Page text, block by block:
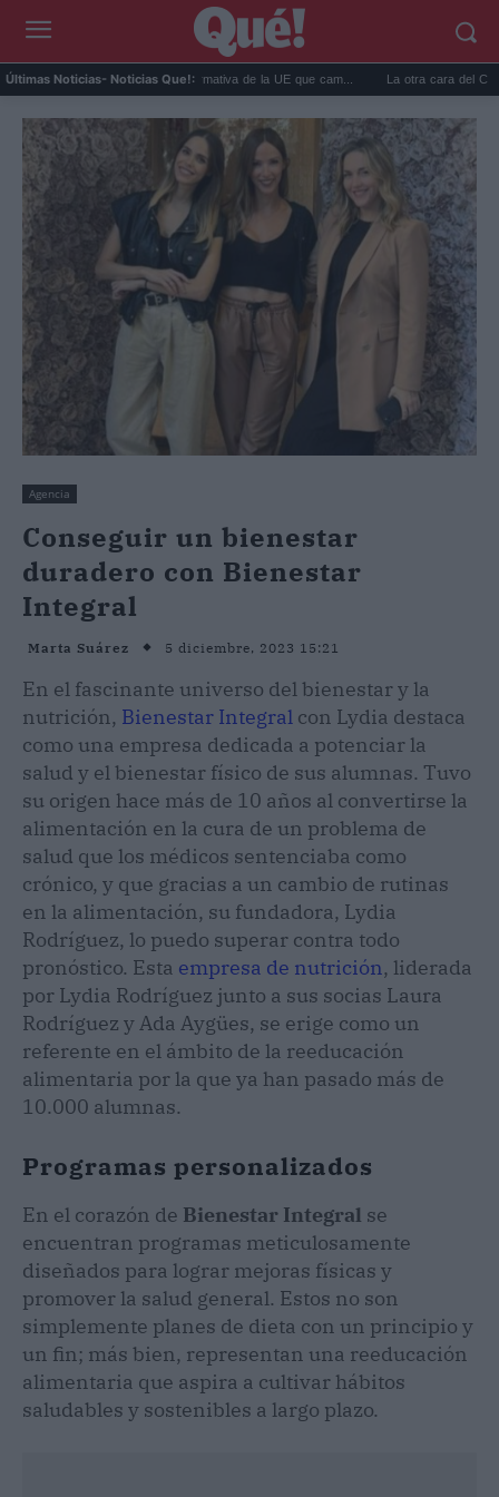
Últimas Noticias- Noticias Que!:
de mano 2027: la normativa de la UE que cam... La otra cara del CERN: así
Agencia
Conseguir un bienestar
duradero con Bienestar
Integral
Marta Suárez 5 diciembre, 2023 15:21
En el fascinante universo del bienestar y la
nutrición, Bienestar Integral con Lydia destaca
como una empresa dedicada a potenciar la
salud y el bienestar físico de sus alumnas. Tuvo
su origen hace más de 10 años al convertirse la
alimentación en la cura de un problema de
salud que los médicos sentenciaba como
crónico, y que gracias a un cambio de rutinas
en la alimentación, su fundadora, Lydia
Rodríguez, lo puedo superar contra todo
pronóstico. Esta empresa de nutrición, liderada
por Lydia Rodríguez junto a sus socias Laura
Rodríguez y Ada Aygües, se erige como un
referente en el ámbito de la reeducación
alimentaria por la que ya han pasado más de
10.000 alumnas.
Programas personalizados
En el corazón de Bienestar Integral se
encuentran programas meticulosamente
diseñados para lograr mejoras físicas y
promover la salud general. Estos no son
simplemente planes de dieta con un principio y
un fin; más bien, representan una reeducación
alimentaria que aspira a cultivar hábitos
saludables y sostenibles a largo plazo.